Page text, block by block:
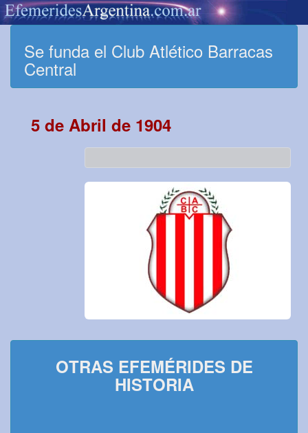
Se funda el Club Atlético Barracas
Central
5 de Abril de 1904
OTRAS EFEMÉRIDES DE
HISTORIA